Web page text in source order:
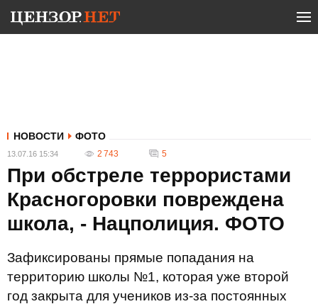
НОВОСТИ ФОТО
13.07.16 15:34 2 743 5
При обстреле террористами
Красногоровки повреждена
школа, - Нацполиция. ФОТО
Зафиксированы прямые попадания на
территорию школы №1, которая уже второй
год закрыта для учеников из-за постоянных